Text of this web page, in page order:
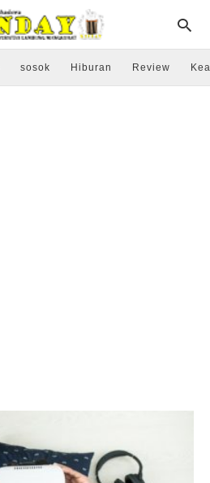
sosok Hiburan Review